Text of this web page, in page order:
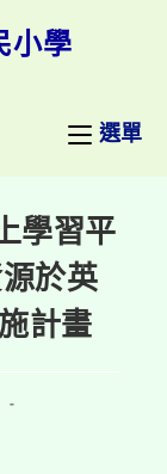
小學
選單
學習平
於英
計畫